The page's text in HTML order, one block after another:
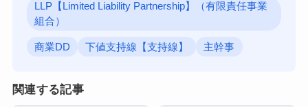
LLP【Limited Liability Partnership】（有限責任事業
組合）
商業DD 下値支持線【支持線】 主幹事
関連する記事